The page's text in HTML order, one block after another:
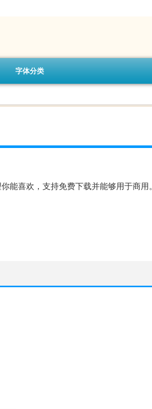
字体分类
能喜欢，支持免费下载并能够用于商用。